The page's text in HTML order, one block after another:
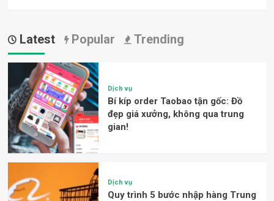
Latest Popular Trending
Dịch vụ
Bí kíp order Taobao tận gốc: Đồ
đẹp giá xưởng, không qua trung
gian!
Dịch vụ
Quy trình 5 bước nhập hàng Trung